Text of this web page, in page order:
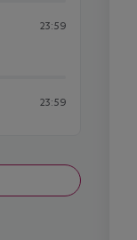
23:59
23:59